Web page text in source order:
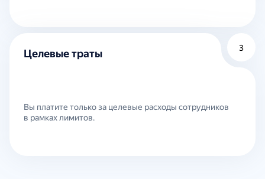
3
Целевые траты
Вы платите только за целевые расходы сотрудников
в рамках лимитов.